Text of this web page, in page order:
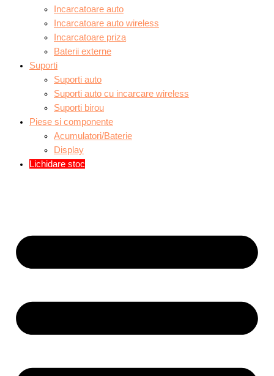
Incarcatoare auto
Incarcatoare auto wireless
Incarcatoare priza
Baterii externe
Suporti
Suporti auto
Suporti auto cu incarcare wireless
Suporti birou
Piese si componente
Acumulatori/Baterie
Display
Lichidare stoc